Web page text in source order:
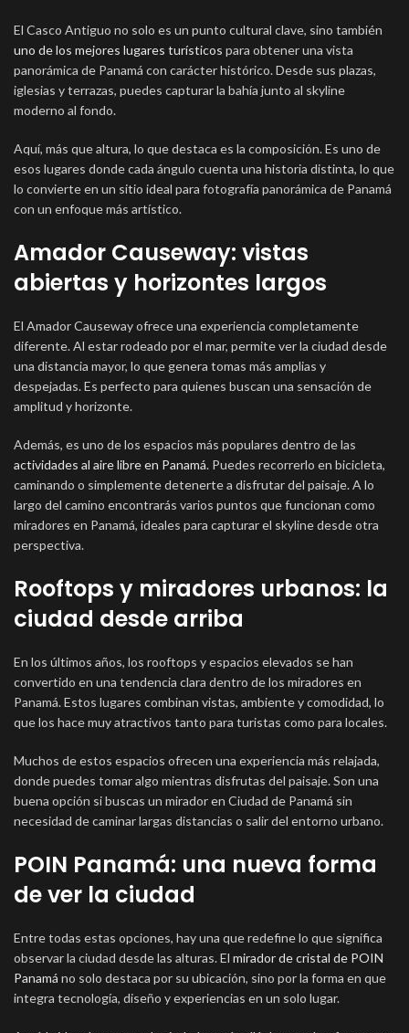
El Casco Antiguo no solo es un punto cultural clave, sino también
uno de los mejores lugares turísticos para obtener una vista
panorámica de Panamá con carácter histórico. Desde sus plazas,
iglesias y terrazas, puedes capturar la bahía junto al skyline
moderno al fondo.
Aquí, más que altura, lo que destaca es la composición. Es uno de
esos lugares donde cada ángulo cuenta una historia distinta, lo que
lo convierte en un sitio ideal para fotografía panorámica de Panamá
con un enfoque más artístico.
Amador Causeway: vistas
abiertas y horizontes largos
El Amador Causeway ofrece una experiencia completamente
diferente. Al estar rodeado por el mar, permite ver la ciudad desde
una distancia mayor, lo que genera tomas más amplias y
despejadas. Es perfecto para quienes buscan una sensación de
amplitud y horizonte.
Además, es uno de los espacios más populares dentro de las
actividades al aire libre en Panamá. Puedes recorrerlo en bicicleta,
caminando o simplemente detenerte a disfrutar del paisaje. A lo
largo del camino encontrarás varios puntos que funcionan como
miradores en Panamá, ideales para capturar el skyline desde otra
perspectiva.
Rooftops y miradores urbanos: la
ciudad desde arriba
En los últimos años, los rooftops y espacios elevados se han
convertido en una tendencia clara dentro de los miradores en
Panamá. Estos lugares combinan vistas, ambiente y comodidad, lo
que los hace muy atractivos tanto para turistas como para locales.
Muchos de estos espacios ofrecen una experiencia más relajada,
donde puedes tomar algo mientras disfrutas del paisaje. Son una
buena opción si buscas un mirador en Ciudad de Panamá sin
necesidad de caminar largas distancias o salir del entorno urbano.
POIN Panamá: una nueva forma
de ver la ciudad
Entre todas estas opciones, hay una que redefine lo que significa
observar la ciudad desde las alturas. El mirador de cristal de POIN
Panamá no solo destaca por su ubicación, sino por la forma en que
integra tecnología, diseño y experiencias en un solo lugar.